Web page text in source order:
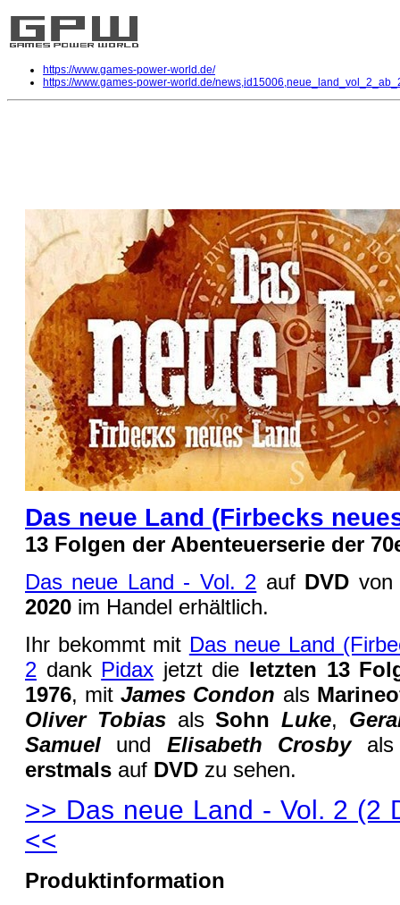
https://www.games-power-world.de/
https://www.games-power-world.de/
Das neue Land (Firbecks
13 Folgen der Abenteuerserie der
Das neue Land - Vol. 2 auf DVD
2020 im Handel erhältlich.
Ihr bekommt mit Das neue Land
2 dank Pidax jetzt die letzten 13
1976, mitJames Condon als
Oliver TobiasalsSohn Luke,
Samuel
und Elisabeth Crosby
erstmals auf DVD zu sehen.
>> Das neue Land - Vol. 2 (2
<<
Produktinformation